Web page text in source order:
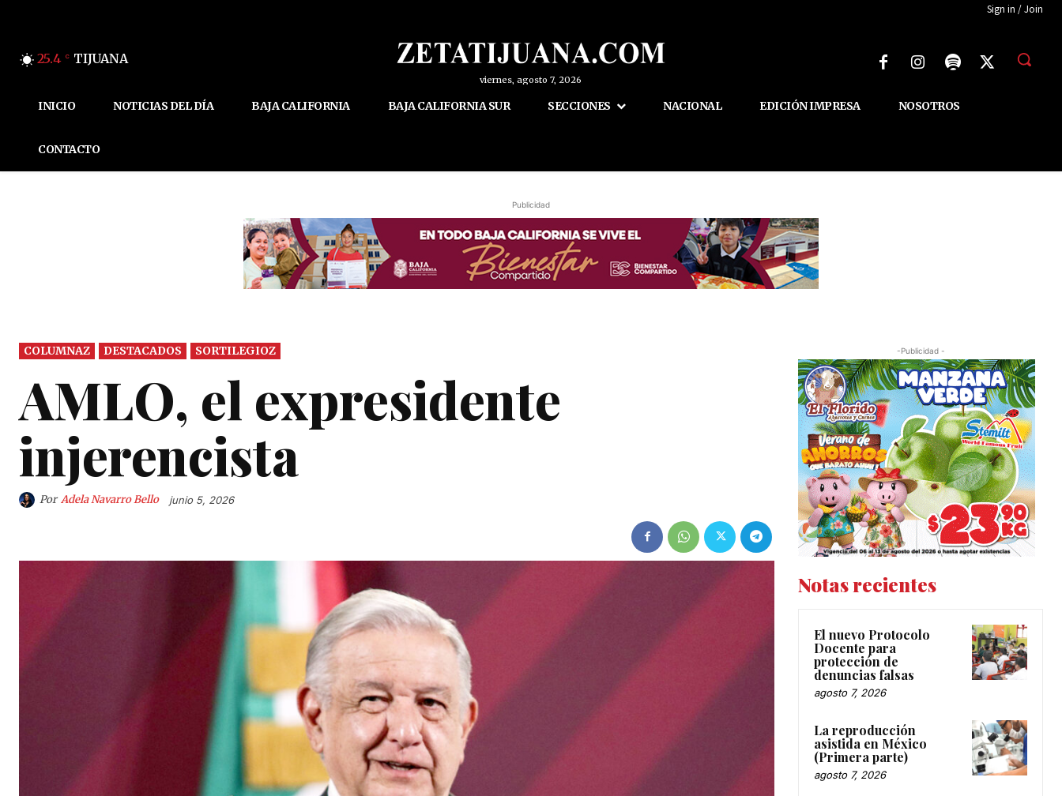
Sign in / Join
25.4 C TIJUANA
viernes, agosto 7, 2026
INICIO NOTICIAS DEL DÍA BAJA CALIFORNIA BAJA CALIFORNIA SUR SECCIONES NACIONAL EDICIÓN IMPRESA NOSOTROS
CONTACTO
Publicidad
COLUMNAZ DESTACADOS SORTILEGIOZ
AMLO, el expresidente
injerencista
Por Adela Navarro Bello junio 5, 2026
-Publicidad -
Notas recientes
El nuevo Protocolo
Docente para
protección de
denuncias falsas
agosto 7, 2026
La reproducción
asistida en México
(Primera parte)
agosto 7, 2026